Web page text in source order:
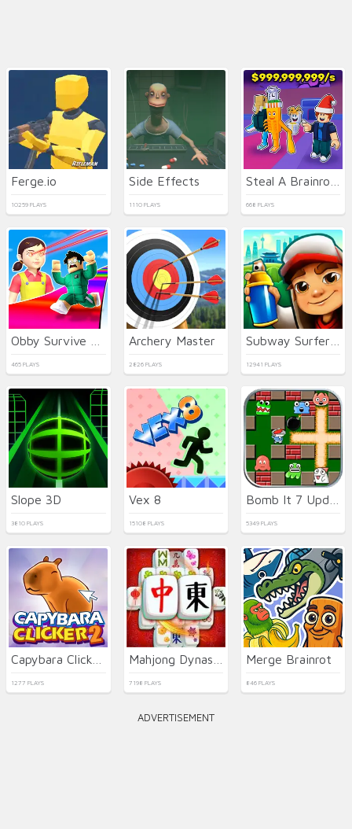
Ferge.io
10259 PLAYS
Side Effects
1110 PLAYS 668 PLAYS
465 PLAYS
Archery Master
2826 PLAYS 12941 PLAYS
Slope 3D
3810 PLAYS
Vex 8
15108 PLAYS 5349 PLAYS
1277 PLAYS 7198 PLAYS
Merge Brainrot
846 PLAYS
ADVERTISEMENT